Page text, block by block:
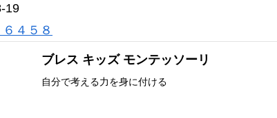
19
４５８
ブレス キッズ モンテッソーリ
自分で考える力を身に付ける